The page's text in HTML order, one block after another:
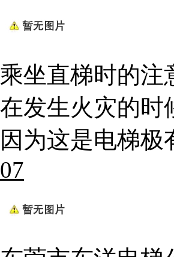
乘坐直梯时的注
在发生火灾的时
因为这是电梯
07